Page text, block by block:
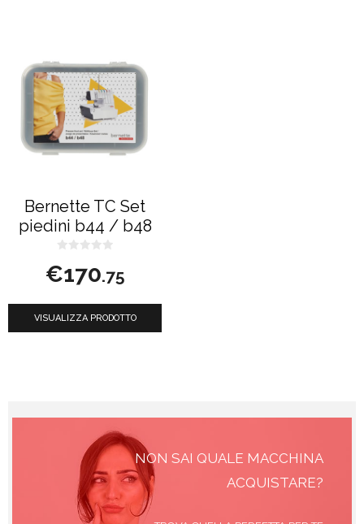
Bernette TC Set
piedini b44 / b48
s
u
€170.75
VISUALIZZA PRODOTTO
NON SAI QUALE MACCHINA
ACQUISTARE?